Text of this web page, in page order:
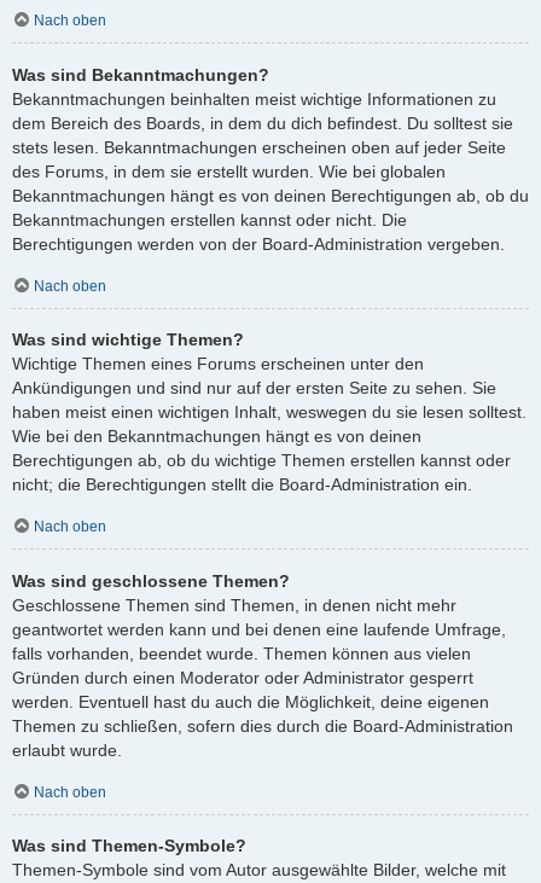
Nach oben
Was sind Bekanntmachungen?
Bekanntmachungen beinhalten meist wichtige Informationen zu
dem Bereich des Boards, in dem du dich befindest. Du solltest sie
stets lesen. Bekanntmachungen erscheinen oben auf jeder Seite
des Forums, in dem sie erstellt wurden. Wie bei globalen
Bekanntmachungen hängt es von deinen Berechtigungen ab, ob du
Bekanntmachungen erstellen kannst oder nicht. Die
Berechtigungen werden von der Board-Administration vergeben.
Nach oben
Was sind wichtige Themen?
Wichtige Themen eines Forums erscheinen unter den
Ankündigungen und sind nur auf der ersten Seite zu sehen. Sie
haben meist einen wichtigen Inhalt, weswegen du sie lesen solltest.
Wie bei den Bekanntmachungen hängt es von deinen
Berechtigungen ab, ob du wichtige Themen erstellen kannst oder
nicht; die Berechtigungen stellt die Board-Administration ein.
Nach oben
Was sind geschlossene Themen?
Geschlossene Themen sind Themen, in denen nicht mehr
geantwortet werden kann und bei denen eine laufende Umfrage,
falls vorhanden, beendet wurde. Themen können aus vielen
Gründen durch einen Moderator oder Administrator gesperrt
werden. Eventuell hast du auch die Möglichkeit, deine eigenen
Themen zu schließen, sofern dies durch die Board-Administration
erlaubt wurde.
Nach oben
Was sind Themen-Symbole?
Themen-Symbole sind vom Autor ausgewählte Bilder, welche mit